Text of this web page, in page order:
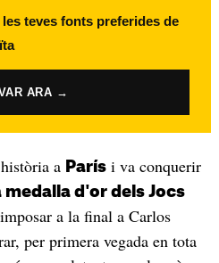
teves fonts preferides de
ARA →
a Parísi va conquerir
medalla d'or dels Jocs
a la final a Carlos
per primera vegada en tota